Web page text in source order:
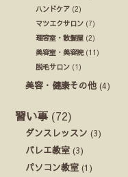
ハンドケア (2)
マツエクサロン (7)
理容室・散髪屋 (2)
美容室・美容院(11)
脱毛サロン (1)
美容・健康その他 (4)
習い事 (72)
ダンスレッスン (3)
バレエ教室 (3)
パソコン教室 (1)